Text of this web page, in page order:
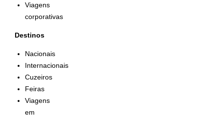
Viagens
corporativas
Destinos
Nacionais
Internacionais
Cuzeiros
Feiras
Viagens
em